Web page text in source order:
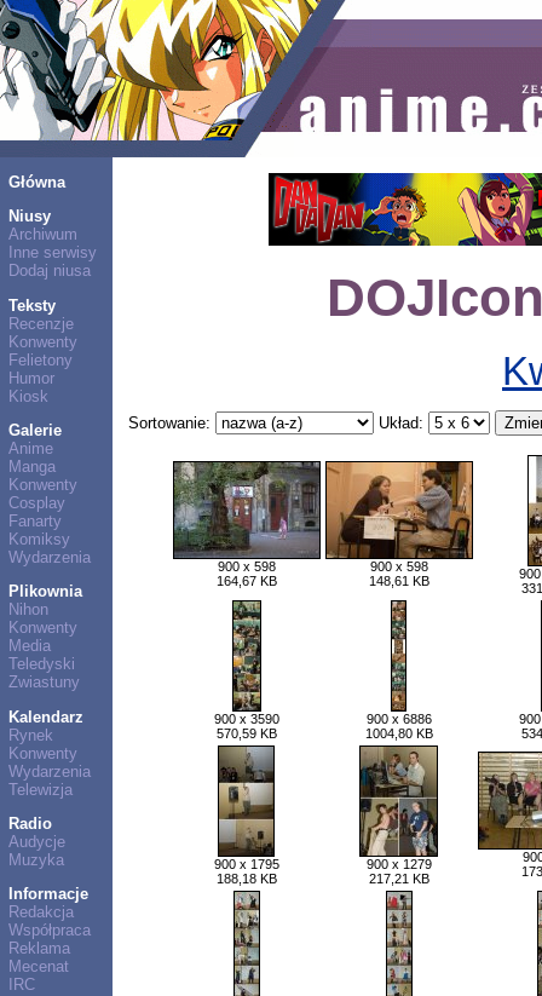
Główna
Niusy
Archiwum
Inne serwisy
Dodaj niusa
Teksty
Recenzje
Konwenty
Felietony
Humor
Kiosk
Galerie
Anime
Manga
Konwenty
Cosplay
Fanarty
Komiksy
Wydarzenia
Plikownia
Nihon
Konwenty
Media
Teledyski
Zwiastuny
Kalendarz
Rynek
Konwenty
Wydarzenia
Telewizja
Radio
Audycje
Muzyka
Informacje
Redakcja
Współpraca
Reklama
Mecenat
IRC
Sortowanie: Układ:
900 x 598
164,67 KB
900 x 598
148,61 KB
900 x 3590
570,59 KB
900 x 6886
1004,80 KB
900 x 1795
188,18 KB
900 x 1279
217,21 KB